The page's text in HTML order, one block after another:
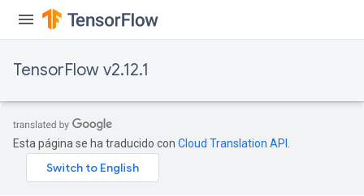
TensorFlow v2.12.1
Esta página se ha traducido con Cloud Translation API